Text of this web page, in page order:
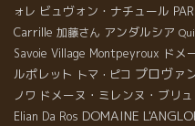
ォレ ビュヴォン・ナチュール
Carrille 加藤さん アンダルシア
Savoie Village Montpeyroux ドメ
ルポレット トマ・ピコ プロヴァ
ノワ ドメーヌ・ミレンヌ・ブリュ
Elian Da Ros DOMAINE